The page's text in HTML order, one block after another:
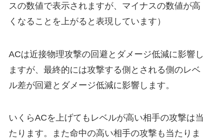
スの数値で表示されますが、マイナスの数値が高
くなることを上がると表現しています）
ACは近接物理攻撃の回避とダメージ低減に影響し
ますが、最終的には攻撃する側とされる側のレベ
ル差が回避とダメージ低減に影響します。
いくらACを上げてもレベルが高い相手の攻撃は当
たります。また命中の高い相手の攻撃も当たりま